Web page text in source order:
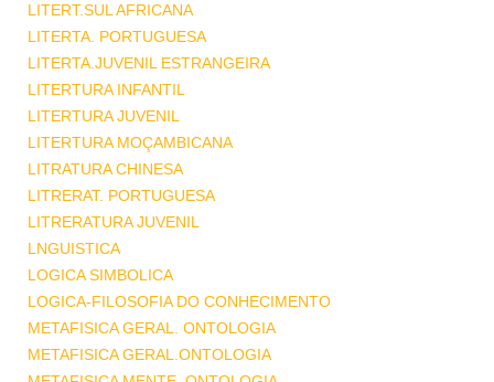
LITERT.SUL AFRICANA
LITERTA. PORTUGUESA
LITERTA.JUVENIL ESTRANGEIRA
LITERTURA INFANTIL
LITERTURA JUVENIL
LITERTURA MOÇAMBICANA
LITRATURA CHINESA
LITRERAT. PORTUGUESA
LITRERATURA JUVENIL
LNGUISTICA
LOGICA SIMBOLICA
LOGICA-FILOSOFIA DO CONHECIMENTO
METAFISICA GERAL. ONTOLOGIA
METAFISICA GERAL.ONTOLOGIA